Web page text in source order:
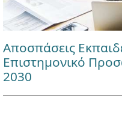
Αποσπάσεις
Επιστημονικό
2030